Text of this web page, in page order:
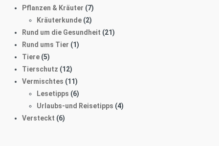
Pflanzen & Kräuter (7)
Kräuterkunde (2)
Rund um die Gesundheit (21)
Rund ums Tier (1)
Tiere (5)
Tierschutz (12)
Vermischtes (11)
Lesetipps (6)
Urlaubs-und Reisetipps (4)
Versteckt (6)